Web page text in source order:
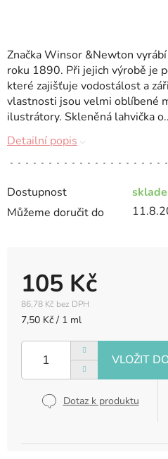
Dostupnost
Můžeme doručit do
105 Kč
86,78 Kč bez DPH
Měrná
7,50 Kč / 1 ml
Dotaz k produktu
Značka Winsor &Newton
roku 1890. Při jejich výrobě je
které zajišťuje vodostálost a
vlastnosti jsou velmi oblíbené
ilustrátory. Skleněná lahvička
Detailní popis